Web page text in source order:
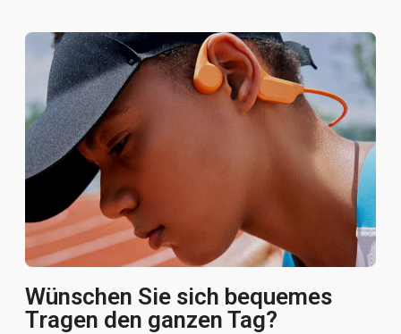
Wünschen Sie sich bequemes
Tragen den ganzen Tag?